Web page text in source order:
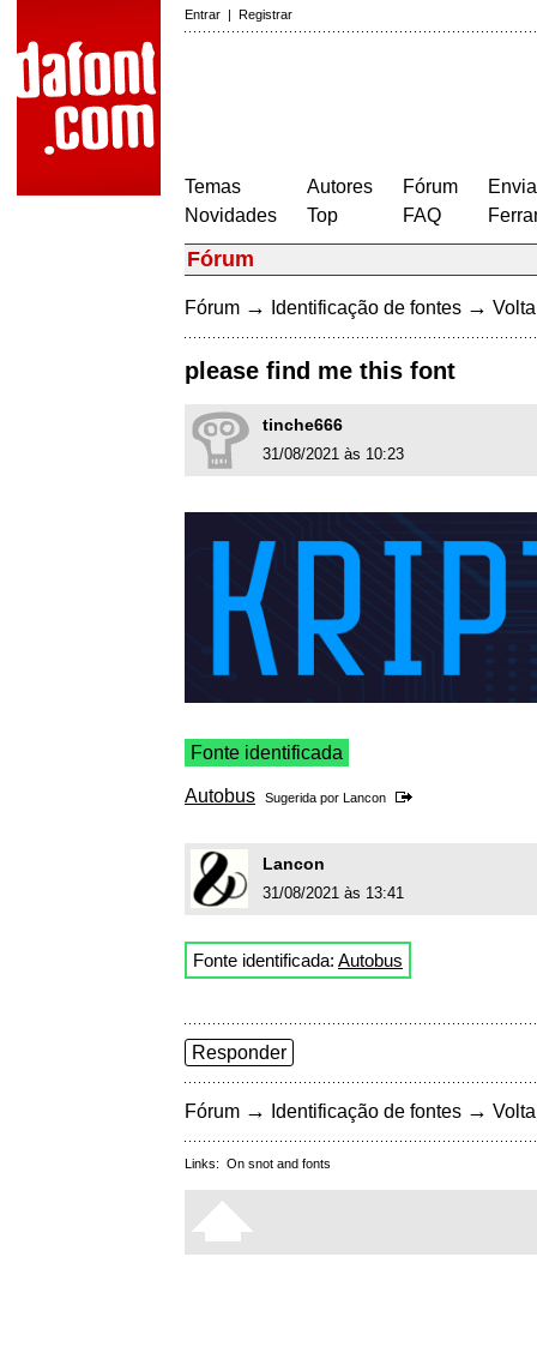
Entrar | Registrar
Temas
Novidades
Autores
Top
Fórum
FAQ
Fórum
Fórum → Identificação de fontes →
please find me this font
tinche666
31/08/2021 às 10:23
Fonte identificada
Autobus Sugerida por Lancon
Lancon
31/08/2021 às 13:41
Fonte identificada: Autobus
Responder
Fórum → Identificação de fontes →
Links: On snot and fonts